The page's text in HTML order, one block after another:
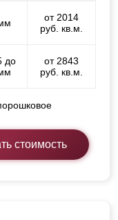
от 2014
руб. кв.м.
до
от 2843
руб. кв.м.
стоимость